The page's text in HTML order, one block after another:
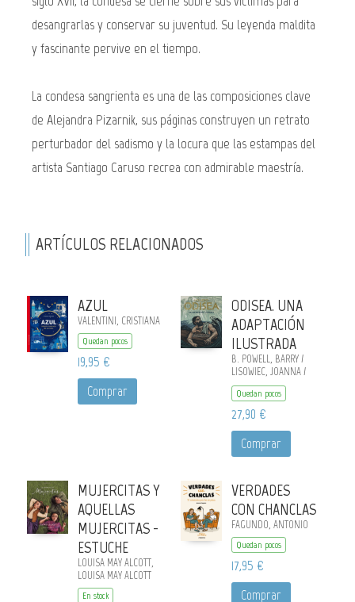
desangrarlas y conservar su juventud. Su leyenda maldita
y fascinante pervive en el tiempo.
La condesa sangrienta es una de las composiciones clave
de Alejandra Pizarnik, sus páginas construyen un retrato
perturbador del sadismo y la locura que las estampas del
artista Santiago Caruso recrea con admirable maestría.
ARTÍCULOS RELACIONADOS
AZUL
VALENTINI, CRISTIANA
Quedan pocos
19,95 €
Comprar
ODISEA. UNA
ADAPTACIÓN
ILUSTRADA
B. POWELL, BARRY /
LISOWIEC, JOANNA /
HOMERO, HOMERO
Quedan pocos
27,90 €
Comprar
MUJERCITAS Y
AQUELLAS
MUJERCITAS -
ESTUCHE
LOUISA MAY ALCOTT,
LOUISA MAY ALCOTT
En stock
VERDADES
CON CHANCLAS
FAGUNDO, ANTONIO
Quedan pocos
17,95 €
Comprar